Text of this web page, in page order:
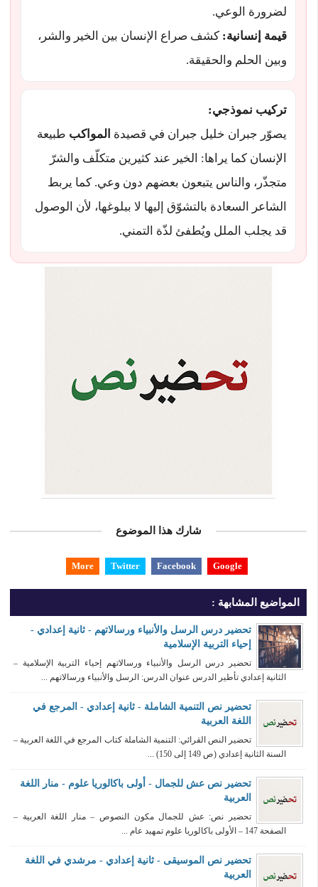
لضرورة الوعي.
قيمة إنسانية: كشف صراع الإنسان بين الخير والشر،
وبين الحلم والحقيقة.
تركيب نموذجي:
يصوّر جبران خليل جبران في قصيدة المواكب طبيعة
الإنسان كما يراها: الخير عند كثيرين متكلّف والشرّ
متجذّر، والناس يتبعون بعضهم دون وعي. كما يربط
الشاعر السعادة بالتشوّق إليها لا ببلوغها، لأن الوصول
قد يجلب الملل ويُطفئ لذّة التمني.
شارك هذا الموضوع
Google
Facebook
Twitter
More
المواضيع المشابهة :
تحضير درس الرسل والأنبياء ورسالاتهم - ثانية إعدادي -
إحياء التربية الإسلامية
تحضير درس الرسل والأنبياء ورسالاتهم إحياء التربية الإسلامية –
الثانية إعدادي تأطير الدرس عنوان الدرس: الرسل والأنبياء ورسالاتهم ...
تحضير نص التنمية الشاملة - ثانية إعدادي - المرجع في
اللغة العربية
تحضير النص القرائي: التنمية الشاملة كتاب المرجع في اللغة العربية –
السنة الثانية إعدادي (ص 149 إلى 150) ...
تحضير نص عش للجمال - أولى باكالوريا علوم - منار اللغة
العربية
تحضير نص: عش للجمال مكون النصوص – منار اللغة العربية –
الصفحة 147 – الأولى باكالوريا علوم تمهيد عام ...
تحضير نص الموسيقى - ثانية إعدادي - مرشدي في اللغة
العربية